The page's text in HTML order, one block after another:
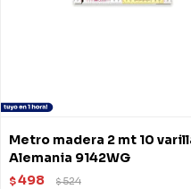
Metro madera 2 mt 10
Alemania 9142WG
$498 $524